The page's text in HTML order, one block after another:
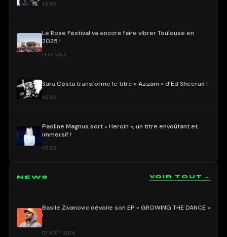
NEWS
Le Rose Festival va encore faire vibrer Toulouse en
2025 !
FESTIVALS
Sara Costa transforme le titre « Azizam » d’Ed Sheeran !
NEWS
Paoline Magnus sort « Heroin », un titre envoûtant et
immersif !
NEWS
NEWS VOIR TOUT →
Basile Zivanovic dévoile son EP « GROWING THE DANCE »
!
07 AOÛT 2026